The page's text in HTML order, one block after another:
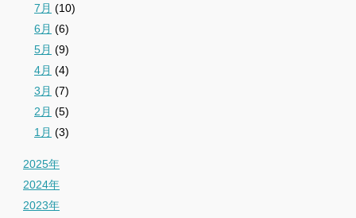
7月 (10)
6月 (6)
5月 (9)
4月 (4)
3月 (7)
2月 (5)
1月 (3)
2025年
2024年
2023年